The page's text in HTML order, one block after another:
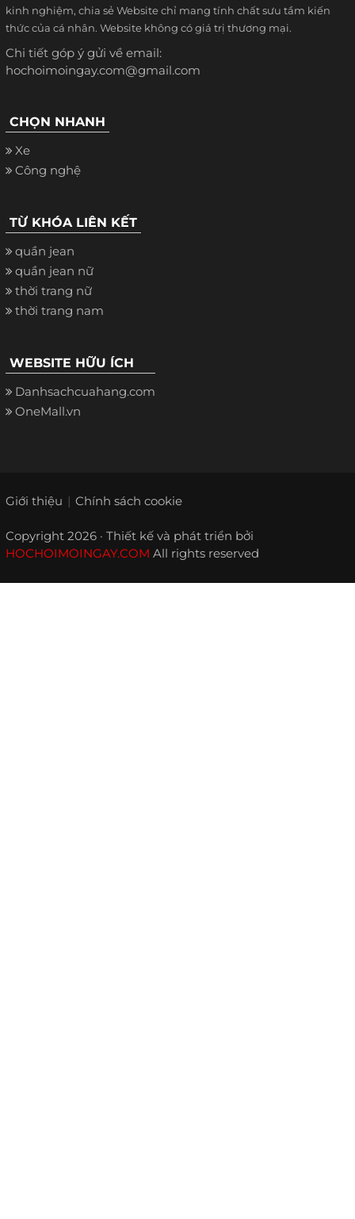
kinh nghiệm, chia sẻ Website chỉ mang tính chất sưu tầm kiến
thức của cá nhân. Website không có giá trị thương mại.
Chi tiết góp ý gửi về email:
hochoimoingay.com@gmail.com
CHỌN NHANH
Xe
Công nghệ
TỪ KHÓA LIÊN KẾT
quần jean
quần jean nữ
thời trang nữ
thời trang nam
WEBSITE HỮU ÍCH
Danhsachcuahang.com
OneMall.vn
Giới thiệu Chính sách cookie
Copyright 2026 · Thiết kế và phát triển bởi
HOCHOIMOINGAY.COM All rights reserved